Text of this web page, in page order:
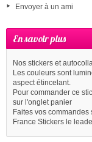
Envoyer à un ami
En savoir plus
Nos stickers et
Les couleurs sont
aspect étincelant.
Pour commander ce
sur l'onglet panier
Faites vos
France Stickers le